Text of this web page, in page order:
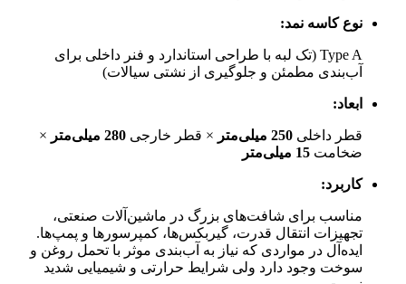
نوع کاسه نمد:
Type A (تک لبه با طراحی استاندارد و فنر داخلی برای
آب‌بندی مطمئن و جلوگیری از نشتی سیالات)
ابعاد:
قطر داخلی 250 میلی‌متر × قطر خارجی 280 میلی‌متر
×
ضخامت 15 میلی‌متر
کاربرد:
مناسب برای شافت‌های بزرگ در ماشین‌آلات صنعتی،
تجهیزات انتقال قدرت، گیربکس‌ها، کمپرسورها و پمپ‌ها.
ایده‌آل در مواردی که نیاز به آب‌بندی موثر با تحمل روغن و
سوخت وجود دارد ولی شرایط حرارتی و شیمیایی شدید